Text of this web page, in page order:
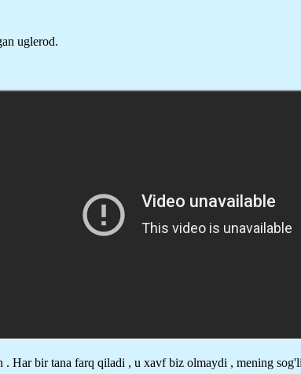
uglerod.
Har bir tana farq qiladi , u xavf biz olmaydi , mening